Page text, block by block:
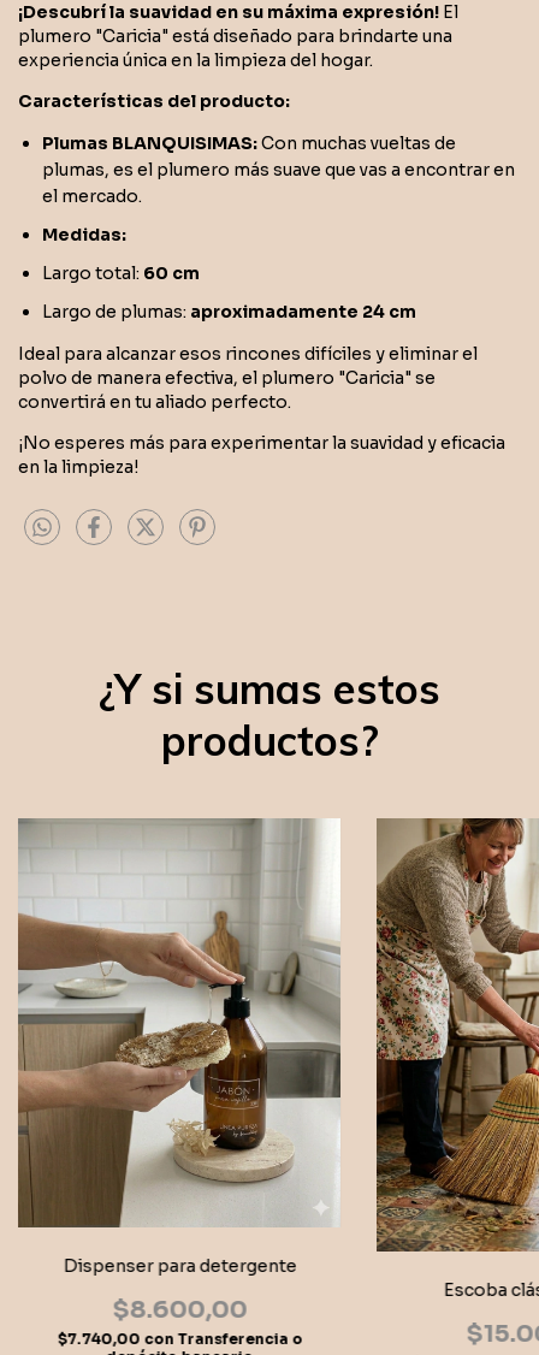
¡Descubrí la suavidad en su máxima expresión! El
plumero "Caricia" está diseñado para brindarte una
experiencia única en la limpieza del hogar.
Características del producto:
Plumas BLANQUISIMAS:Con muchas vueltas de
plumas, es el plumero más suave que vas a encontrar en
el mercado.
Medidas:
Largo total: 60 cm
Largo de plumas: aproximadamente 24 cm
Ideal para alcanzar esos rincones difíciles y eliminar el
polvo de manera efectiva, el plumero "Caricia" se
convertirá en tu aliado perfecto.
¡No esperes más para experimentar la suavidad y eficacia
en la limpieza!
¿Y si sumas estos
productos?
Dispenser para detergente
$8.600,00
$7.740,00 con Transferencia o
Escoba